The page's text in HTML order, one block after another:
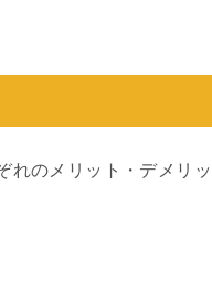
れのメリット・デメリ